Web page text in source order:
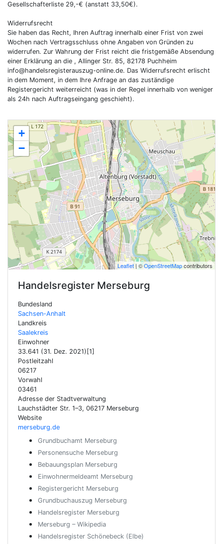
+
−
Leaflet| ©OpenStreetMapcontributors
Handelsregister Merseburg
Bundesland
Sachsen-Anhalt
Landkreis
Saalekreis
Einwohner
33.641 (31. Dez. 2021)[1]
Postleitzahl
06217
Vorwahl
03461
Adresse der Stadtverwaltung
Lauchstädter Str. 1–3, 06217 Merseburg
Website
merseburg.de
Grundbuchamt Merseburg
Personensuche Merseburg
Bebauungsplan Merseburg
Einwohnermeldeamt Merseburg
Registergericht Merseburg
Grundbuchauszug Merseburg
Handelsregister Merseburg
Merseburg – Wikipedia
Handelsregister Schönebeck (Elbe)
Gesellschafterliste 29,-€ (anstatt 33,50€).
Widerrufsrecht
Sie haben das Recht, Ihren Auftrag innerhalb einer Frist von zwei
Wochen nach Vertragsschluss ohne Angaben von Gründen zu
widerrufen. Zur Wahrung der Frist reicht die fristgemäße Absendung
einer Erklärung an die , Allinger Str. 85, 82178 Puchheim
info@handelsregisterauszug-online.de. Das Widerrufsrecht erlischt
in dem Moment, in dem Ihre Anfrage an das zuständige
Registergericht weiterreicht (was in der Regel innerhalb von weniger
als 24h nach Auftragseingang geschieht).